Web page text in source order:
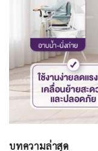
บทความล่าสุด